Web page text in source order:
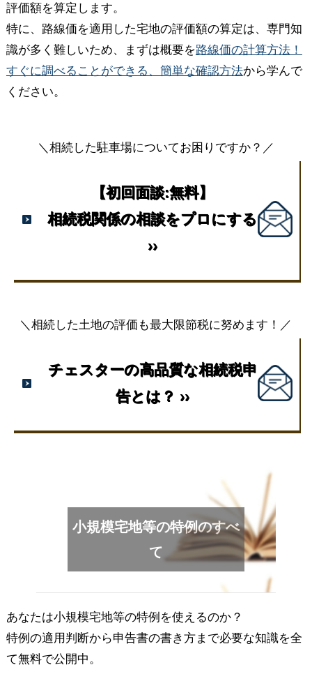
評価額を算定します。
特に、路線価を適用した宅地の評価額の算定は、専門知
識が多く難しいため、まずは概要を路線価の計算方法！
すぐに調べることができる、簡単な確認方法から学んで
ください。
＼相続した駐車場についてお困りですか？／
【初回面談:無料】
相続税関係の相談をプロにする
››
＼相続した土地の評価も最大限節税に努めます！／
チェスターの高品質な相続税申
告とは？ ››
小規模宅地等の特例のすべ
て
あなたは小規模宅地等の特例を使えるのか？
特例の適用判断から申告書の書き方まで必要な知識を全
て無料で公開中。